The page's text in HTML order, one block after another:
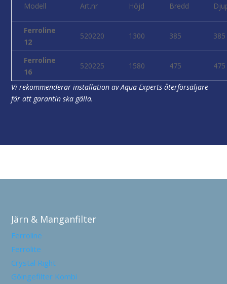
Modell Art.nr Höjd Bredd
Ferroline
12
520220 1300 385 385
Ferroline
16
520225 1580 475 475
Vi rekommenderar installation av Aqua Experts återförsäljare
för att garantin ska gälla.
Järn & Manganfilter
Ferroline
Ferrolite
Crystal Right
Göingefilter Kombi